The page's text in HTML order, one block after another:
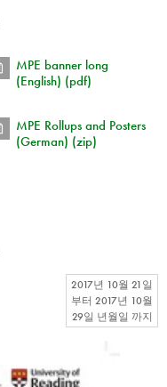
MPE banner long
(English) (pdf)
MPE Rollups and Posters
(German) (zip)
2017년 10월 21일
부터 2017년 10월
29일 년월일 까지